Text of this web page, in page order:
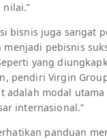
bisnis juga sangat
menjadi pebisnis
yang
pendiri Virgin
adalah modal utama
internasional.”
panduan